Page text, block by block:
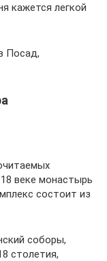
кажется легкой
Посад,
веке монастырь
состоит из
соборы,
столетия,